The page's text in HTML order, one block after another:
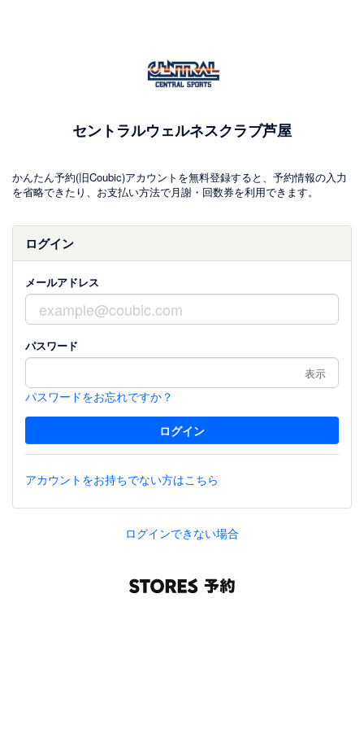
セントラルウェルネスクラブ芦屋
かんたん予約(旧Coubic)アカウントを無料登録すると、予約情報の入力
を省略できたり、お支払い方法で月謝・回数券を利用できます。
ログイン
メールアドレス
パスワード
表示
パスワードをお忘れですか？
アカウントをお持ちでない方はこちら
ログインできない場合